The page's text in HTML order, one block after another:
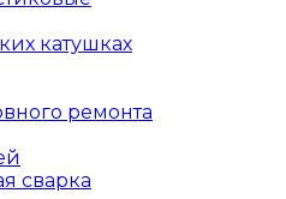
катушках
ремонта
сварка